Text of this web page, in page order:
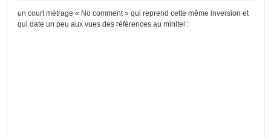
un court métrage « No comment » qui reprend cette même inversion et
qui date un peu aux vues des références au minitel :